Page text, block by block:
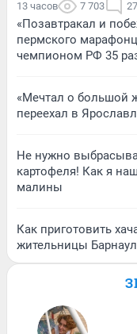
13 часов 7 703 27
«Позавтракал и
пермского
чемпионом РФ 35
«Мечтал о большой
переехал в
Не нужно
картофеля! Как я
малины
Как приготовить
жительницы